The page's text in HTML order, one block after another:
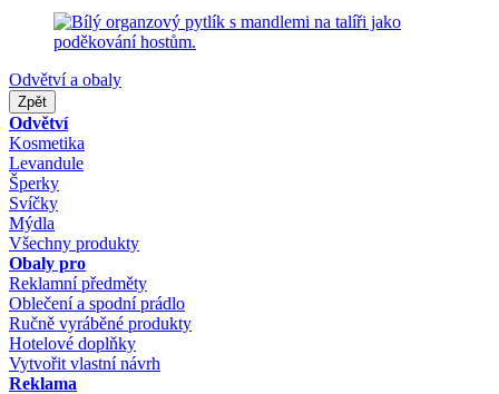
Odvětví a obaly
Zpět
Odvětví
Kosmetika
Levandule
Šperky
Svíčky
Mýdla
Všechny produkty
Obaly pro
Reklamní předměty
Oblečení a spodní prádlo
Ručně vyráběné produkty
Hotelové doplňky
Vytvořit vlastní návrh
Reklama